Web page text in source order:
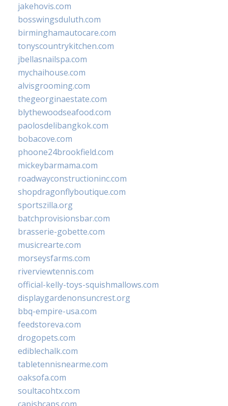
jakehovis.com
bosswingsduluth.com
birminghamautocare.com
tonyscountrykitchen.com
jbellasnailspa.com
mychaihouse.com
alvisgrooming.com
thegeorginaestate.com
blythewoodseafood.com
paolosdelibangkok.com
bobacove.com
phoone24brookfield.com
mickeybarmama.com
roadwayconstructioninc.com
shopdragonflyboutique.com
sportszilla.org
batchprovisionsbar.com
brasserie-gobette.com
musicrearte.com
morseysfarms.com
riverviewtennis.com
official-kelly-toys-squishmallows.com
displaygardenonsuncrest.org
bbq-empire-usa.com
feedstoreva.com
drogopets.com
ediblechalk.com
tabletennisnearme.com
oaksofa.com
soultacohtx.com